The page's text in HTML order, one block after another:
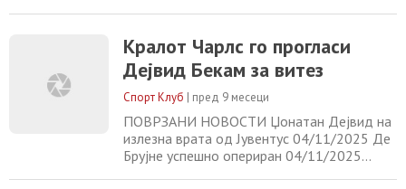
Анчелоти: Имам добри односи со
Винисиус, како и со другите играчи
04/11/2025
Кралот Чарлс го прогласи
Дејвид Бекам за витез
Спорт Клуб | пред 9 месеци
ПОВРЗАНИ НОВОСТИ Џонатан Дејвид на
излезна врата од Јувентус 04/11/2025 Де
Брујне успешно опериран 04/11/2025